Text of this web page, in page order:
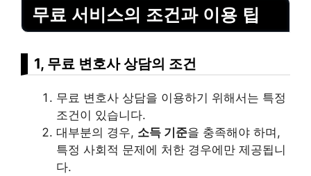
무료 서비스의 조건과 이용 팁
1, 무료 변호사 상담의 조건
무료 변호사 상담을 이용하기 위해서는 특정
조건이 있습니다.
대부분의 경우, 소득 기준을 충족해야 하며,
특정 사회적 문제에 처한 경우에만 제공됩니
다.